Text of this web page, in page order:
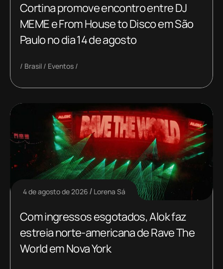
Cortina promove encontro entre DJ
MEME e From House to Disco em São
Paulo no dia 14 de agosto
Brasil Eventos
4 de agosto de 2026 Lorena Sá
Com ingressos esgotados, Alok faz
estreia norte-americana de Rave The
World em Nova York